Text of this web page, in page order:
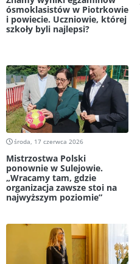
ósmoklasistów w Piotrkowie
i powiecie. Uczniowie, której
szkoły byli najlepsi?
środa, 17 czerwca 2026
Mistrzostwa Polski
ponownie w Sulejowie.
„Wracamy tam, gdzie
organizacja zawsze stoi na
najwyższym poziomie”